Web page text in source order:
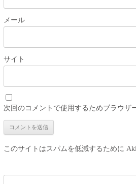
メール
サイト
次回のコメントで使用するためブラウザ
このサイトはスパムを低減するために